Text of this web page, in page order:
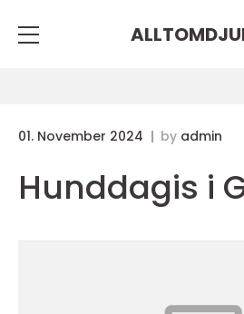
01. November 2024 by admin
Hunddagis i